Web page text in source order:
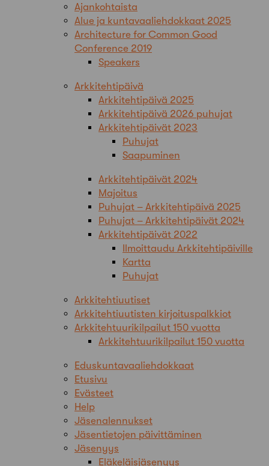
Ajankohtaista
Alue ja kuntavaaliehdokkaat 2025
Architecture for Common Good
Conference 2019
Speakers
Arkkitehtipäivä
Arkkitehtipäivä 2025
Arkkitehtipäivä 2026 puhujat
Arkkitehtipäivät 2023
Puhujat
Saapuminen
Arkkitehtipäivät 2024
Majoitus
Puhujat – Arkkitehtipäivä 2025
Puhujat – Arkkitehtipäivät 2024
Arkkitehtipäivät 2022
Ilmoittaudu Arkkitehtipäiville
Kartta
Puhujat
Arkkitehtiuutiset
Arkkitehtiuutisten kirjoituspalkkiot
Arkkitehtuurikilpailut 150 vuotta
Arkkitehtuurikilpailut 150 vuotta
Eduskuntavaaliehdokkaat
Etusivu
Evästeet
Help
Jäsenalennukset
Jäsentietojen päivittäminen
Jäsenyys
Eläkeläisjäsenyys